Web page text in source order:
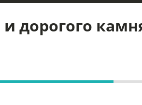
дорогого